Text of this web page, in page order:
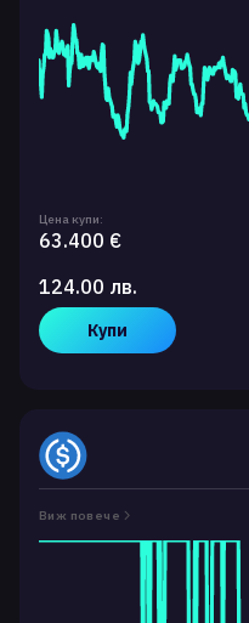
Цена купи:
63.400 €
124.00 лв.
Купи
Виж повече